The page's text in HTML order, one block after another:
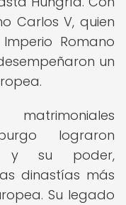
Carlos V, quien
Romano
un
lograron
y su poder,
dinastías más
Su legado